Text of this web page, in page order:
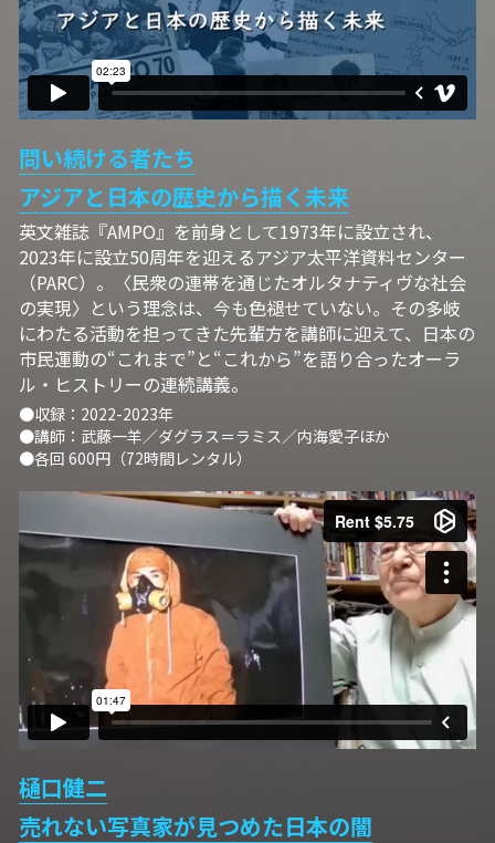
問い続ける者たち
アジアと日本の歴史から描く未来
英文雑誌『AMPO』を前身として1973年に設立され、
2023年に設立50周年を迎えるアジア太平洋資料センター
（PARC）。〈民衆の連帯を通じたオルタナティヴな社会
の実現〉という理念は、今も色褪せていない。その多岐
にわたる活動を担ってきた先輩方を講師に迎えて、日本の
市民運動の“これまで”と“これから”を語り合ったオーラ
ル・ヒストリーの連続講義。
●収録：2022-2023年
●講師：武藤一羊／ダグラス＝ラミス／内海愛子ほか
●各回 600円（72時間レンタル）
樋口健二
売れない写真家が見つめた日本の闇